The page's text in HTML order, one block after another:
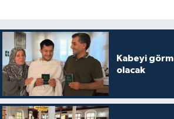
Kabeyi
olacak
Düzce Müftülüğü
Edirne Müftülüğü
Elazığ Müftülüğü
YAŞAM